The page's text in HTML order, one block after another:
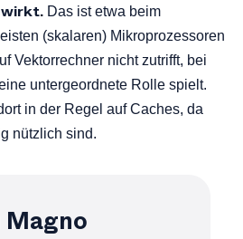
Das ist etwa beim
(skalaren) Mikroprozessoren
Vektorrechner nicht zutrifft, bei
untergeordnete Rolle spielt.
in der Regel auf Caches, da
nützlich sind.
Magno